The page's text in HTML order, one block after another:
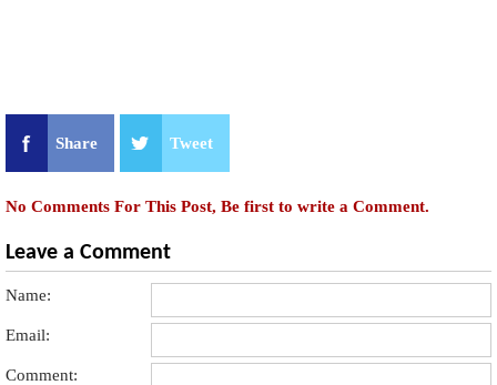
Share Tweet
No Comments For This Post, Be first to write a Comment.
Leave a Comment
Name:
Email:
Comment: